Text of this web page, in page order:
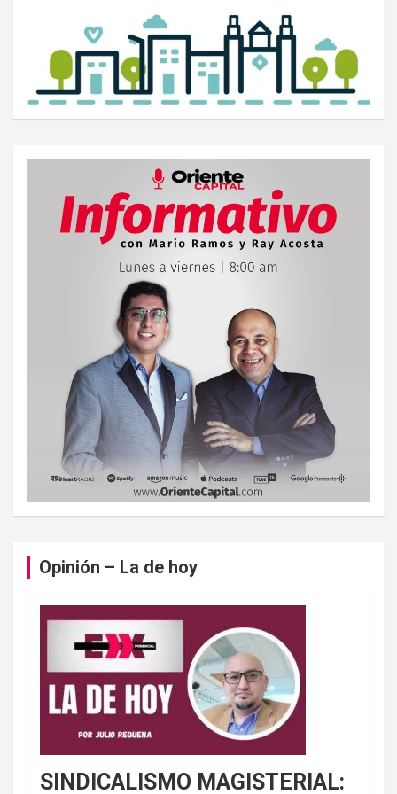
Opinión – La de hoy
SINDICALISMO MAGISTERIAL: